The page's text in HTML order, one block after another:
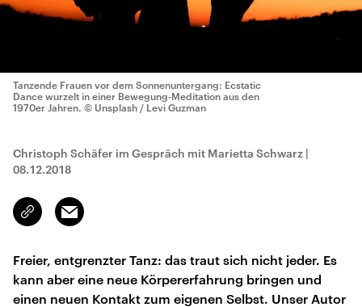
Tanzende Frauen vor dem Sonnenuntergang: Ecstatic
Dance wurzelt in einer Bewegung-Meditation aus den
1970er Jahren. © Unsplash / Levi Guzman
Christoph Schäfer im Gespräch mit Marietta Schwarz |
08.12.2018
Link
kopieren/teilen
Email
Freier, entgrenzter Tanz: das traut sich nicht jeder. Es
kann aber eine neue Körpererfahrung bringen und
einen neuen Kontakt zum eigenen Selbst. Unser Autor